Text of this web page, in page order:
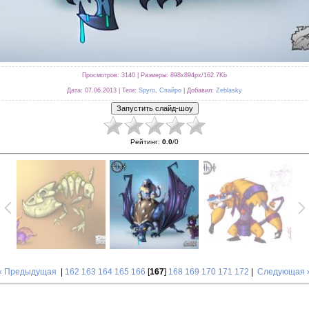
Просмотров: 3140 | Размеры: 898x894px/162.7Kb
Дата: 07.06.2013 | Теги: Spyro, Спайро Добавил: Zeblasky
Рейтинг: 0.0/0
Предыдущая 162 163 164 165 166 [167] 168 169 170 171 172 Следующая